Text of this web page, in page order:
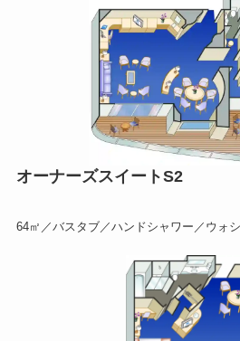
オーナーズスイートS2
64㎡／バスタブ／ハンドシャワー／ウォ